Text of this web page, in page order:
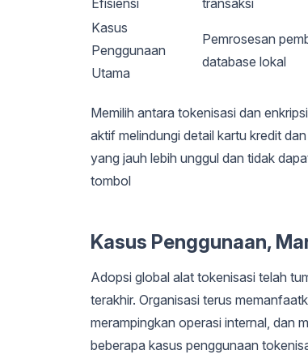
Efisiensi transaksi
Kasus
Penggunaan
Utama
Pemrosesan
database lokal
Memilih antara tokenisasi dan
aktif melindungi detail kartu kredit
yang jauh lebih unggul dan tidak
tombol
Kasus Penggunaan,
Adopsi global alat tokenisasi telah
terakhir. Organisasi terus
merampingkan operasi internal, dan
beberapa kasus penggunaan